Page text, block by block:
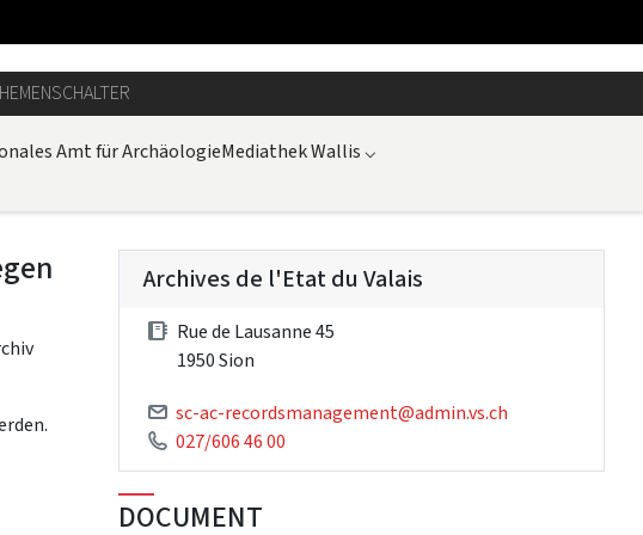
SCHALTER
Amt für ArchäologieMediathek Wallis ⌵
Archives de l'Etat du Valais
Rue de Lausanne 45
1950 Sion
sc-ac-recordsmanagement@admin.vs.ch
027/606 46 00
DOCUMENT